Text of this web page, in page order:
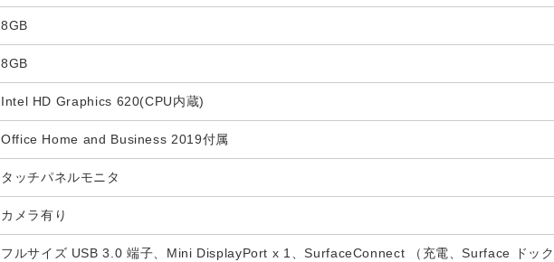
8GB
8GB
Intel HD Graphics 620(CPU内蔵)
Office Home and Business 2019付属
タッチパネルモニタ
カメラ有り
フルサイズ USB 3.0 端子、Mini DisplayPort x 1、SurfaceConnect （充電、Surface ドッ